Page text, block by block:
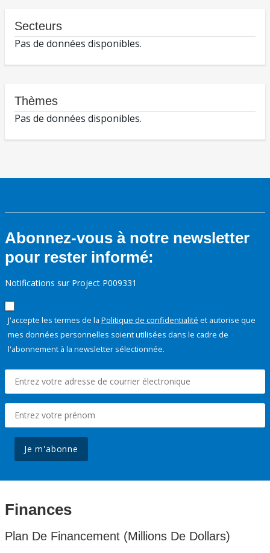
Secteurs
Pas de données disponibles.
Thèmes
Pas de données disponibles.
Abonnez-vous à notre newsletter
pour rester informé:
Notifications sur Project P009331
J'accepte les termes de la Politique de confidentialité et autorise que
mes données personnelles soient utilisées dans le cadre de
l'abonnement à la newsletter sélectionnée.
Je m'abonne
Finances
Plan De Financement (Millions De Dollars)